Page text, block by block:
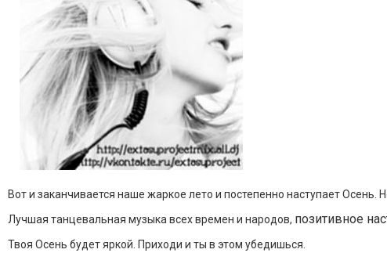
Вот и заканчивается наше жаркое лето и постепенно наступает Осень.
Лучшая танцевальная музыка всех времен и народов, позитивное
Твоя Осень будет яркой. Приходи и ты в этом убедишься.